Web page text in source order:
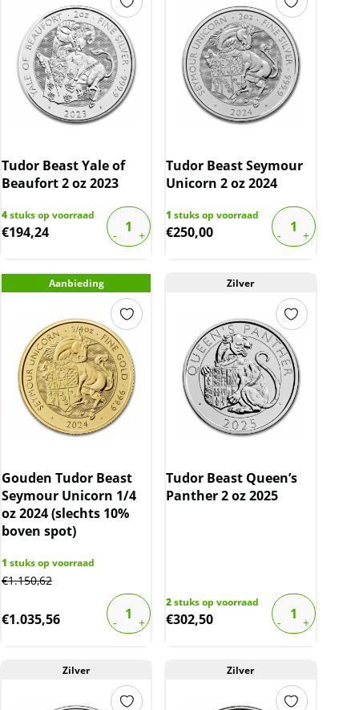
Tudor Beast Yale of
Beaufort 2 oz 2023
4stuks op voorraad
€194,24
Tudor Beast Seymour
Unicorn 2 oz 2024
1 stuks op voorraad
€250,00
Aanbieding
Gouden Tudor Beast
Seymour Unicorn 1/4
oz 2024 (slechts 10%
boven spot)
1 stuks op voorraad
€1.150,62
€1.035,56
Zilver
Tudor Beast Queen’s
Panther 2 oz 2025
2stuks op voorraad
€302,50
Zilver Zilver